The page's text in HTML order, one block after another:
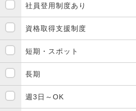
社員登用制度あり
資格取得支援制度
短期・スポット
長期
週3日～OK